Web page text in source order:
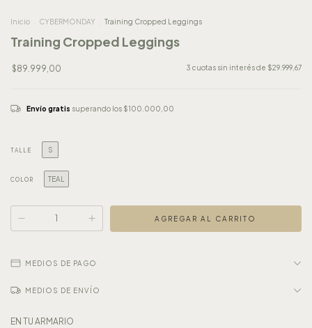
Inicio CYBERMONDAY Training Cropped Leggings
Training Cropped Leggings
$89.999,00 3 cuotas sin interés de $29.999,67
Envío gratis superando los $100.000,00
TALLE S
COLOR TEAL
MEDIOS DE PAGO
MEDIOS DE ENVÍO
EN TU ARMARIO